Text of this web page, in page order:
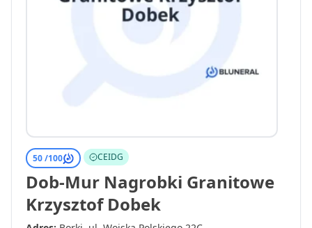
50 /100 CEIDG
Dob-Mur Nagrobki Granitowe
Krzysztof Dobek